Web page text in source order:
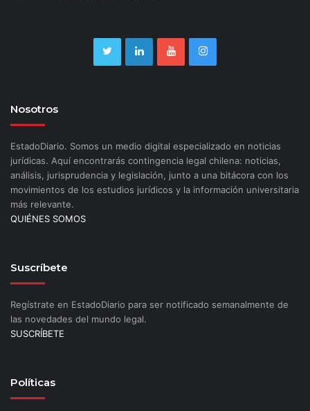
Nosotros
EstadoDiario. Somos un medio digital especializado en noticias
jurídicas. Aquí encontrarás contingencia legal chilena: noticias,
análisis, jurisprudencia y legislación, junto a una bitácora con los
movimientos de los estudios jurídicos y la información universitaria
más relevante.
QUIÉNES SOMOS
Suscríbete
Regístrate en EstadoDiario para ser notificado semanalmente de
las novedades del mundo legal.
SUSCRÍBETE
Políticas